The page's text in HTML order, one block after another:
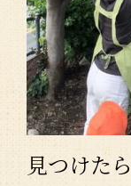
見つけた